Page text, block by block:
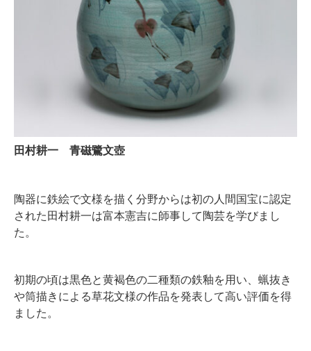
田村耕一 青磁鷺文壺
陶器に鉄絵で文様を描く分野からは初の人間国宝に認定
された田村耕一は富本憲吉に師事して陶芸を学びまし
た。
初期の頃は黒色と黄褐色の二種類の鉄釉を用い、蝋抜き
や筒描きによる草花文様の作品を発表して高い評価を得
ました。